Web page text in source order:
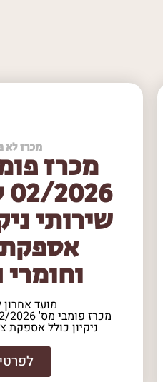
מכרז לאמכרז
שירותי
וחומרי
מועד
ניקיון כולל אספקת